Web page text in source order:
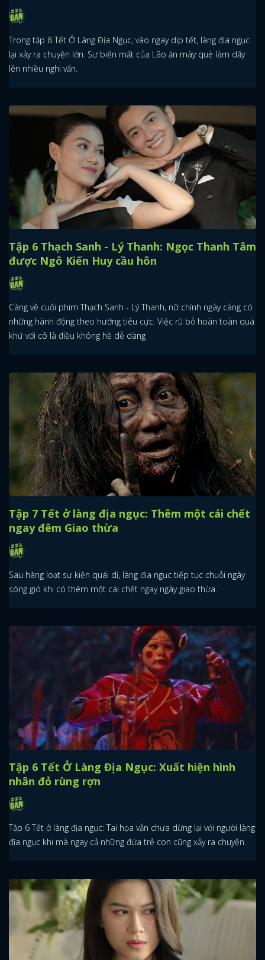
Trong tập 8 Tết Ở Làng Địa Ngục, vào ngay dịp tết, làng địa ngục
lại xảy ra chuyện lớn. Sự biến mất của Lão ăn mày què làm dấy
lên nhiều nghi vấn.
Tập 6 Thạch Sanh - Lý Thanh: Ngọc Thanh Tâm
được Ngô Kiến Huy cầu hôn
Càng về cuối phim Thạch Sanh - Lý Thanh, nữ chính ngày càng có
những hành động theo hướng tiêu cực. Việc rũ bỏ hoàn toàn quá
khứ với cô là điều không hề dễ dàng
Tập 7 Tết ở làng địa ngục: Thêm một cái chết
ngay đêm Giao thừa
Sau hàng loạt sự kiện quái dị, làng địa ngục tiếp tục chuỗi ngày
sóng gió khi có thêm một cái chết ngay ngày giao thừa.
Tập 6 Tết Ở Làng Địa Ngục: Xuất hiện hình
nhân đỏ rùng rợn
Tập 6 Tết ở làng địa ngục: Tai họa vẫn chưa dừng lại với người làng
địa ngục khi mà ngay cả những đứa trẻ con cũng xảy ra chuyện.